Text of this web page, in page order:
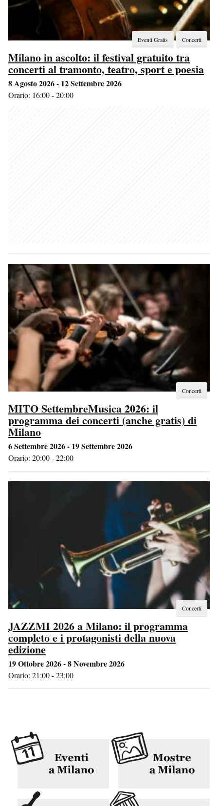
Concerti
Eventi Gratis
Milano in ascolto: il festival gratuito tra
concerti al tramonto, teatro, sport e poesia
8 Agosto 2026 - 12 Settembre 2026
Orario: 16:00 - 20:00
Concerti
MITO SettembreMusica 2026: il
programma dei concerti (anche gratis) di
Milano
6 Settembre 2026 - 19 Settembre 2026
Orario: 20:00 - 22:00
Concerti
JAZZMI 2026 a Milano: il programma
completo e i protagonisti della nuova
edizione
19 Ottobre 2026 - 8 Novembre 2026
Orario: 21:00 - 23:00